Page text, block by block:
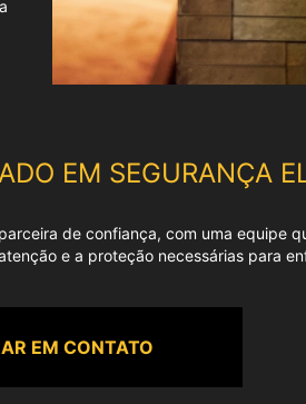
EM SEGURANÇA
de confiança, com uma equipe
e a proteção necessárias para
EM CONTATO